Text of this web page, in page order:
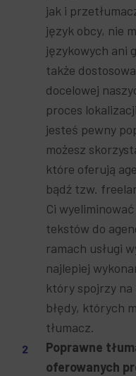
jak i
język obcy, nie
językowych ani
także
docelowej
proces
jesteś pewny
możesz
które oferują
bądź tzw.
Ci
tekstów do
ramach usługi
najlepiej
który spojrzy
błędy, których
tłumacz.
Poprawne
oferowanych